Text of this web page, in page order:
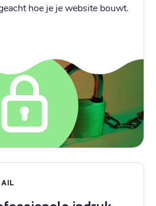
hoe je je website bouwt.